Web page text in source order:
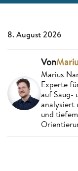
8. August 2026
Von
Marius
Experte
auf Saug-
analysiert
und